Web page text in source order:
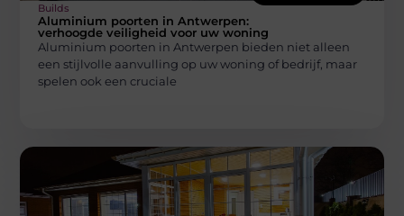
Builds
Aluminium poorten in Antwerpen:
verhoogde veiligheid voor uw woning
Aluminium poorten in Antwerpen bieden niet alleen
een stijlvolle aanvulling op uw woning of bedrijf, maar
spelen ook een cruciale